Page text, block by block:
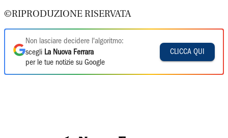
©RIPRODUZIONE RISERVATA
Non lasciare decidere l'algoritmo:
scegli La Nuova Ferrara
per le tue notizie su Google
CLICCA QUI